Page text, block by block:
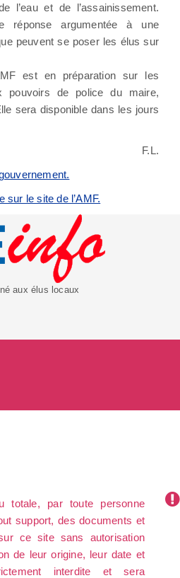
l’eau et de l’assainissement.
réponse argumentée à une
peuvent se poser les élus sur
est en préparation sur les
pouvoirs de police du maire,
sera disponible dans les jours
F.L.
sur le site de l’AMF.
aux élus locaux
totale, par toute personne
support, des documents et
ce site sans autorisation
de leur origine, leur date et
interdite et sera